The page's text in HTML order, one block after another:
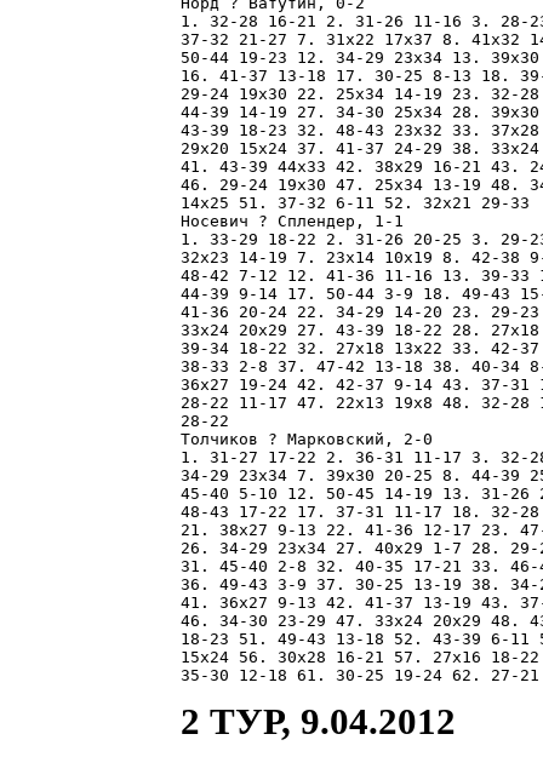
1. 32-28 16-21 2. 31-26 11-16 3. 28-
37-32 21-27 7. 31x22 17x37 8. 41x32
50-44 19-23 12. 34-29 23x34 13.
16. 41-37 13-18 17. 30-25 8-13 18.
29-24 19x30 22. 25x34 14-19 23. 32-
44-39 14-19 27. 34-30 25x34 28.
43-39 18-23 32. 48-43 23x32 33.
29x20 15x24 37. 41-37 24-29 38.
41. 43-39 44x33 42. 38x29 16-21 43.
46. 29-24 19x30 47. 25x34 13-19 48.
14x25 51. 37-32 6-11 52. 32x21 29-33
Носевич ? Сплендер, 1-1
1. 33-29 18-22 2. 31-26 20-25 3. 29-
32x23 14-19 7. 23x14 10x19 8. 42-38
48-42 7-12 12. 41-36 11-16 13. 39-
44-39 9-14 17. 50-44 3-9 18. 49-43
41-36 20-24 22. 34-29 14-20 23. 29-
33x24 20x29 27. 43-39 18-22 28.
39-34 18-22 32. 27x18 13x22 33. 42-
38-33 2-8 37. 47-42 13-18 38. 40-34
36x27 19-24 42. 42-37 9-14 43. 37-31
28-22 11-17 47. 22x13 19x8 48. 32-
28-22
Толчиков ? Марковский, 2-0
1. 31-27 17-22 2. 36-31 11-17 3. 32-
34-29 23x34 7. 39x30 20-25 8. 44-39
45-40 5-10 12. 50-45 14-19 13. 31-26
48-43 17-22 17. 37-31 11-17 18. 32-
21. 38x27 9-13 22. 41-36 12-17 23.
26. 34-29 23x34 27. 40x29 1-7 28.
31. 45-40 2-8 32. 40-35 17-21 33. 46-
36. 49-43 3-9 37. 30-25 13-19 38. 34-
41. 36x27 9-13 42. 41-37 13-19 43.
46. 34-30 23-29 47. 33x24 20x29 48.
18-23 51. 49-43 13-18 52. 43-39 6-
15x24 56. 30x28 16-21 57. 27x16 18-
2 ТУР, 9.04.2012